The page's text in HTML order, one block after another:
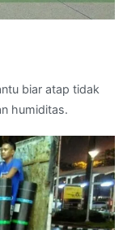
biar atap tidak
humiditas.